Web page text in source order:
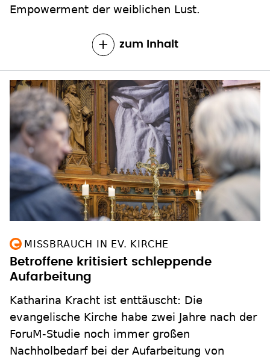
Empowerment der weiblichen Lust.
zum Inhalt
MISSBRAUCH IN EV. KIRCHE
Betroffene kritisiert schleppende
Aufarbeitung
Katharina Kracht ist enttäuscht: Die
evangelische Kirche habe zwei Jahre nach der
ForuM-Studie noch immer großen
Nachholbedarf bei der Aufarbeitung von